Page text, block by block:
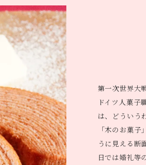
第一次世界大
ドイツ人菓子
は、どういう
「木のお菓
うに見える断
日では婚礼等